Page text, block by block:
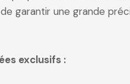
garantir une grande
exclusifs :